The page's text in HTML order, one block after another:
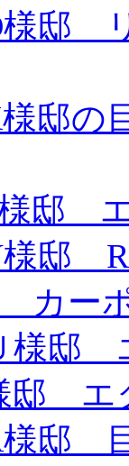
様邸
邸の
邸 エ
様邸
カー
様邸
邸 エ
様邸